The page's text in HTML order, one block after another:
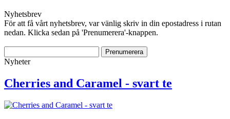
Nyhetsbrev
För att få vårt nyhetsbrev, var vänlig skriv in din epostadress i rutan
nedan. Klicka sedan på 'Prenumerera'-knappen.
Nyheter
Cherries and Caramel - svart te